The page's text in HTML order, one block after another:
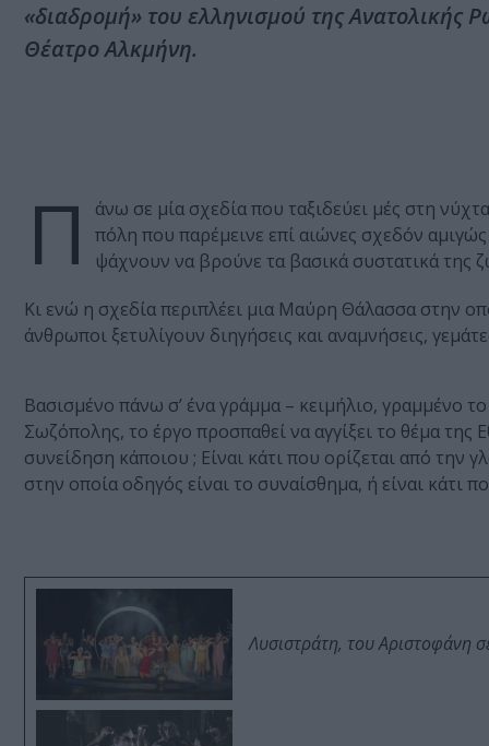
«διαδρομή» του ελληνισμού της
Θέατρο Αλκμήνη.
Π
άνω σε μία σχεδία που ταξιδεύει μές στη
πόλη που παρέμεινε επί αιώνες σχεδόν
ψάχνουν να βρούνε τα βασικά συστατικά της
Κι ενώ η σχεδία περιπλέει μια Μαύρη Θάλασσα στην
άνθρωποι ξετυλίγουν διηγήσεις και αναμνήσεις,
Βασισμένο πάνω σ’ ένα γράμμα – κειμήλιο, γραμμένο
Σωζόπολης, το έργο προσπαθεί να αγγίξει το θέμα της
συνείδηση κάποιου ; Είναι κάτι που ορίζεται από την
στην οποία οδηγός είναι το συναίσθημα, ή είναι
Λυσιστράτη, του Αριστοφάνη